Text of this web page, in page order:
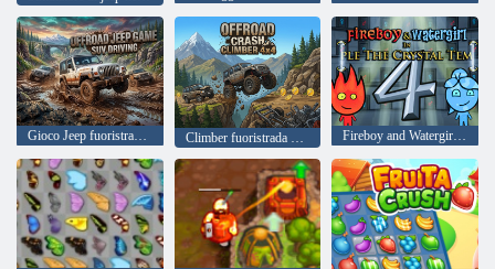
Gioco Jeep fuoristrada Guida su SUV Fireboy and Watergirl 4: Tempio di Cristallo